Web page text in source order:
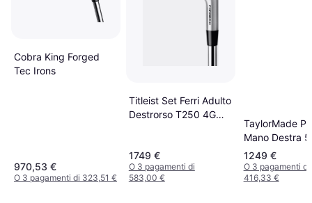
Cobra King Forged
Tec Irons
970,53 €
O 3 pagamenti di 323,51 €
Titleist Set Ferri Adulto
Destrorso T250 4G
1749 €
O 3 pagamenti di
583,00 €
TaylorMade
Mano Destra
Stiff Acciaio
Golf Ferri
1249 €
O 3 pagamenti di
416,33 €